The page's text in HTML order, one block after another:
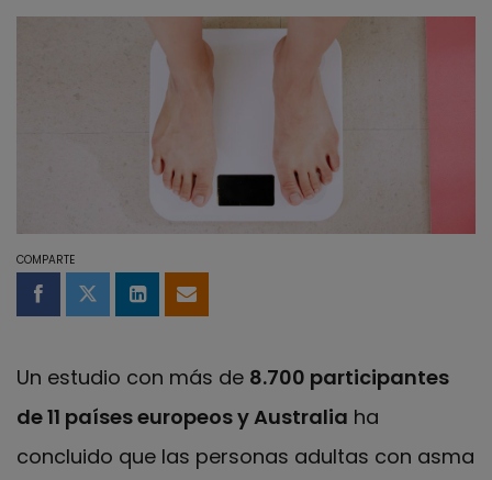
COMPARTE
Compartir en Facebook
Compartir en Twitter
Compartir en LinkedIn
Compartir por email
Un estudio con más de 8.700 participantes
de 11 países europeos y Australia ha
concluido que las personas adultas con asma